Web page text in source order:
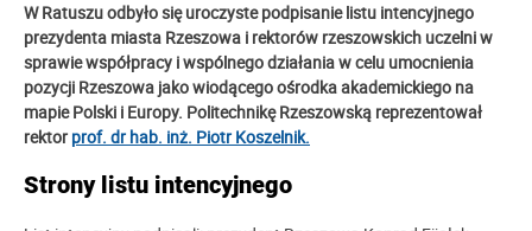
W Ratuszu odbyło się uroczyste podpisanie listu intencyjnego
prezydenta miasta Rzeszowa i rektorów rzeszowskich uczelni w
sprawie współpracy i wspólnego działania w celu umocnienia
pozycji Rzeszowa jako wiodącego ośrodka akademickiego na
mapie Polski i Europy. Politechnikę Rzeszowską reprezentował
rektor prof. dr hab. inż. Piotr Koszelnik.
Strony listu intencyjnego